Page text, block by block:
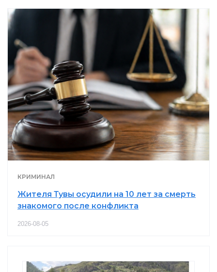
КРИМИНАЛ
Жителя Тувы осудили на 10 лет за смерть
знакомого после конфликта
2026-08-05